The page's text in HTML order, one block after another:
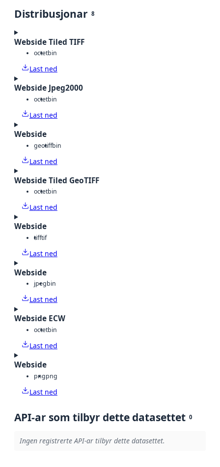
Distribusjonar 8
Webside Tiled TIFF
octetbin
Last ned
Webside Jpeg2000
octetbin
Last ned
Webside
geotiffbin
Last ned
Webside Tiled GeoTIFF
octetbin
Last ned
Webside
tifftif
Last ned
Webside
jpegbin
Last ned
Webside ECW
octetbin
Last ned
Webside
pngpng
Last ned
API-ar som tilbyr dette datasettet 0
Ingen registrerte API-ar tilbyr dette datasettet.